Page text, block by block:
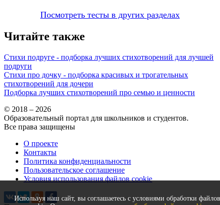
Посмотреть тесты в других разделах
Читайте также
Стихи подруге - подборка лучших стихотворений для лучшей
подруги
Стихи про дочку - подборка красивых и трогательных
стихотворений для дочери
Подборка лучших стихотворений про семью и ценности
Используя наш сайт, вы соглашаетесь с условиями обработки файлов
© 2018 – 2026
Образовательный портал для школьников и студентов.
Все права защищены
О проекте
Контакты
Политика конфиденциальности
Пользовательское соглашение
Условия использования файлов cookie